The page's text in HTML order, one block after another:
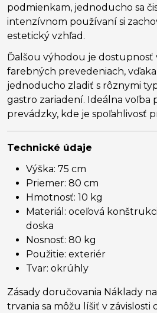
podmienkam, jednoducho sa
intenzívnom používaní si
estetický vzhľad.
Ďalšou výhodou je dostupnosť
farebných prevedeniach,
jednoducho zladiť s rôznymi
gastro zariadení. Ideálna voľba
prevádzky, kde je spoľahlivosť
Technické údaje
Výška: 75 cm
Priemer: 80 cm
Hmotnosť: 10 kg
Materiál: oceľová
doska
Nosnosť: 80 kg
Použitie: exteriér
Tvar: okrúhly
Zásady doručovania Náklady
trvania sa môžu líšiť v závislosti